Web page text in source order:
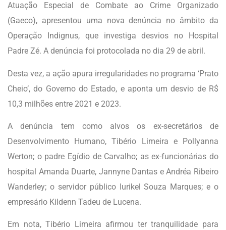
Atuação Especial de Combate ao Crime Organizado
(Gaeco), apresentou uma nova denúncia no âmbito da
Operação Indignus, que investiga desvios no Hospital
Padre Zé. A denúncia foi protocolada no dia 29 de abril.
Desta vez, a ação apura irregularidades no programa ‘Prato
Cheio’, do Governo do Estado, e aponta um desvio de R$
10,3 milhões entre 2021 e 2023.
A denúncia tem como alvos os ex-secretários de
Desenvolvimento Humano, Tibério Limeira e Pollyanna
Werton; o padre Egídio de Carvalho; as ex-funcionárias do
hospital Amanda Duarte, Jannyne Dantas e Andréa Ribeiro
Wanderley; o servidor público Iurikel Souza Marques; e o
empresário Kildenn Tadeu de Lucena.
Em nota,Tibério Limeira afirmou ter tranquilidade para